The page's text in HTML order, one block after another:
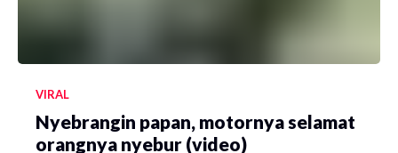
VIRAL
Nyebrangin papan, motornya selamat
orangnya nyebur (video)